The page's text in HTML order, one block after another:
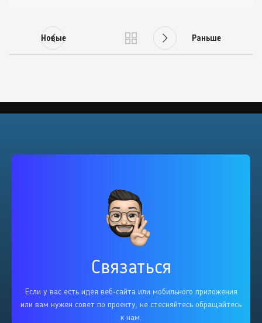
Новые Раньше
Связаться
Если у вас есть идея веб-сайта или мобильного приложения
или вам нужен совет по проекту, не стесняйтесь обращайтесь
к нам.